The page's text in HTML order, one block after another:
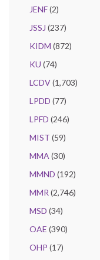
JENF(2)
JSSJ (237)
KIDM (872)
KU (74)
LCDV(1,703)
LPDD (77)
LPFD (246)
MIST (59)
MMA (30)
MMND (192)
MMR (2,746)
MSD (34)
OAE (390)
OHP (17)